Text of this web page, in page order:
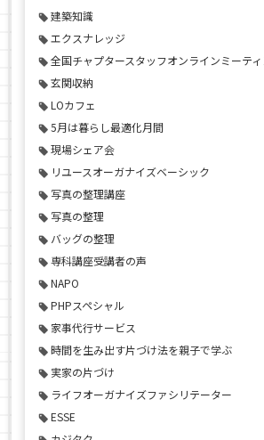
建築知識
エクスナレッジ
全国チャプタースタッフオンラインミーテ
玄関収納
LOカフェ
5月は暮らし最適化月間
現場シェア会
リユースオーガナイズベーシック
写真の整理講座
写真の整理
バッグの整理
専科講座受講者の声
NAPO
PHPスペシャル
家事代行サービス
時間を生み出す片づけ法を親子で学ぶ
実家の片づけ
ライフオーガナイズファシリテーター
ESSE